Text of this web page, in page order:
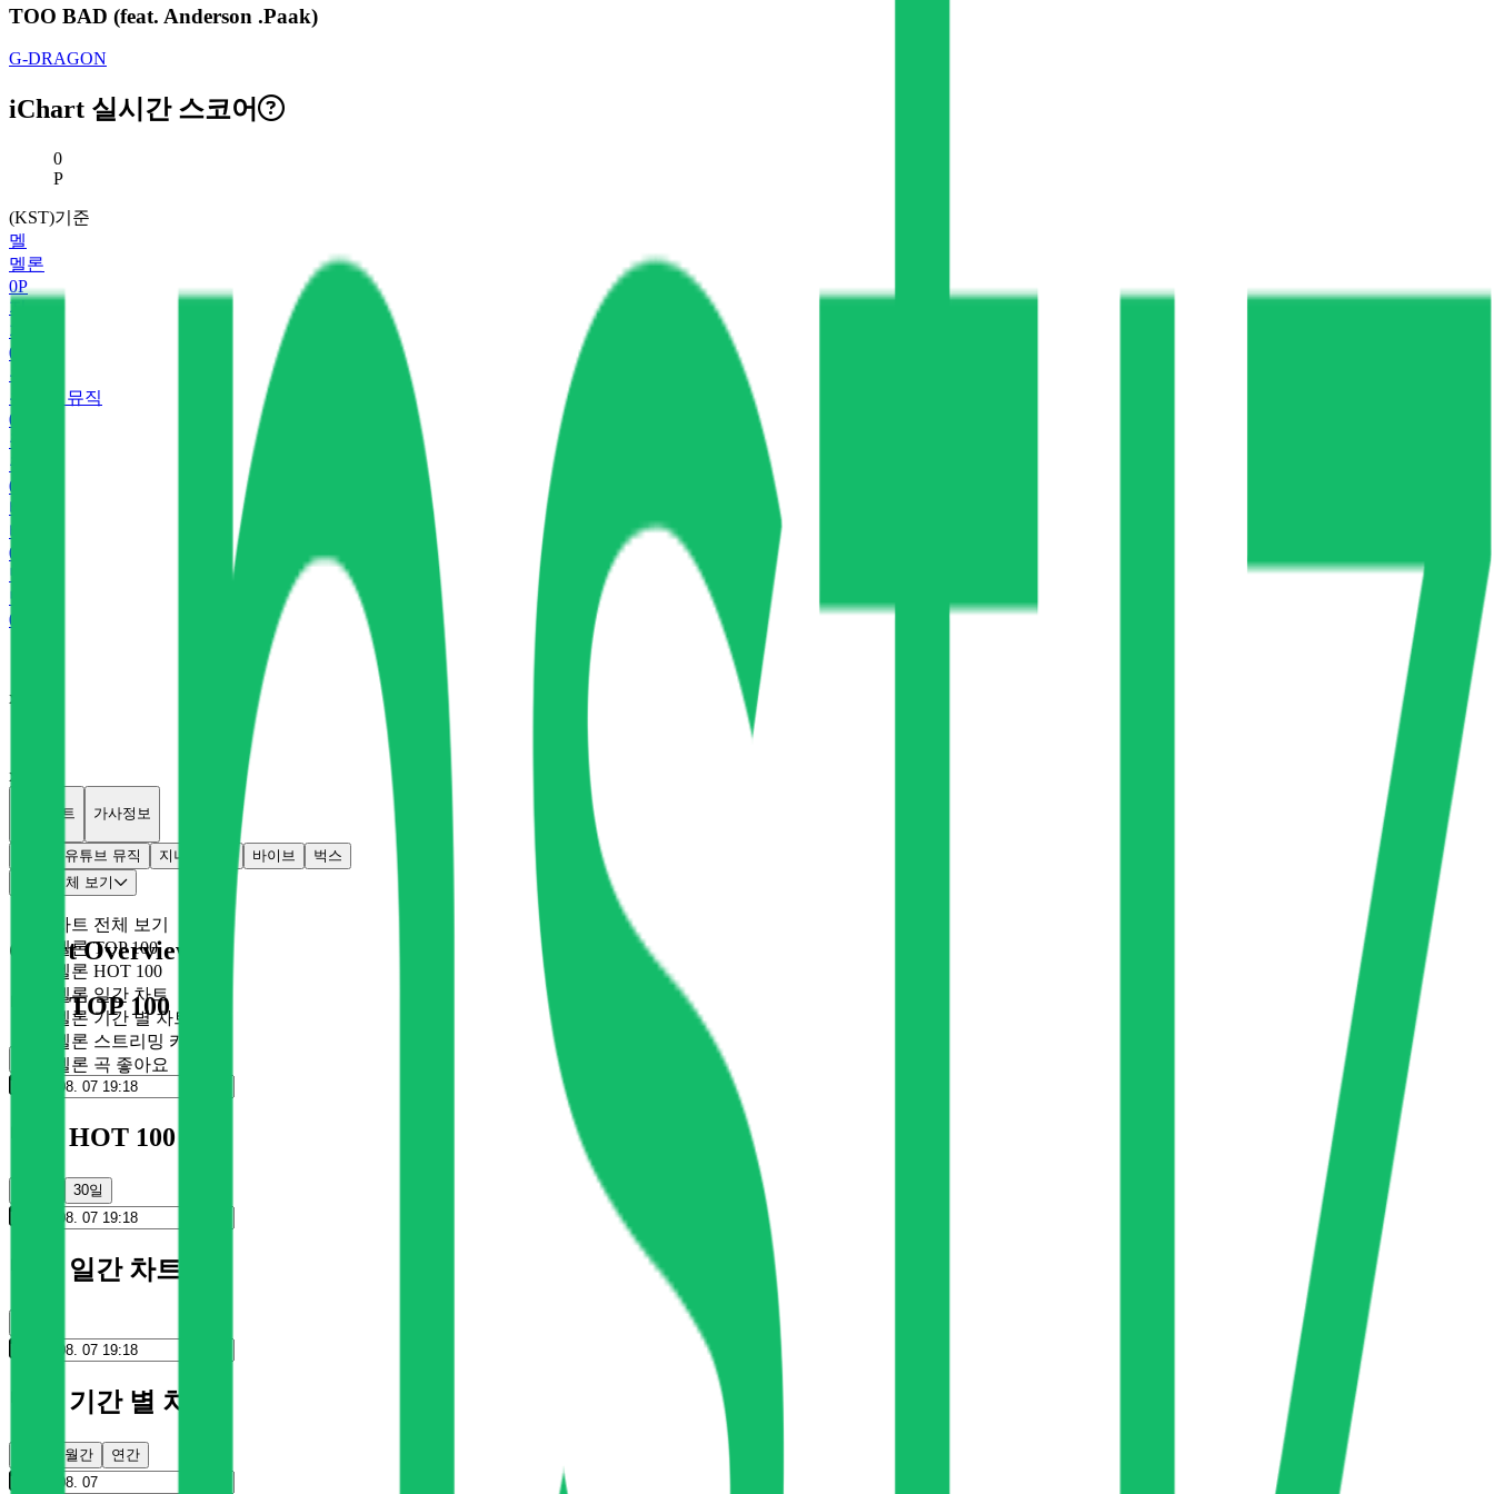
TOO BAD (feat. Anderson .Paak)
G-DRAGON
iChart 실시간 스코어
현재 스코어
0
P
(KST)기준
멜
멜론
0P
지
지니
0
유
유튜브 뮤직
0
플
플로
0
바
바이브
0
벅
벅스
0
x
x
개별차트 가사정보
유튜브 뮤직 지니 바이브
벅스
차트 전체 보기
차트 전체 보기
멜론 TOP 100
멜론 HOT 100
멜론 일간 차트
멜론 기간 별 차트
멜론 스트리밍 카드
멜론 곡 좋아요
Chart Overview
멜론 TOP 100
멜론 HOT 100
30일
멜론 일간 차트
멜론 기간 별 차트
월간 연간